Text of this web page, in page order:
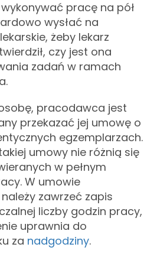
pracę na pół
wysłać na
żeby lekarz
czy jest ona
zadań w ramach
pracodawca jest
przekazać jej umowę o
egzemplarzach.
umowy nie różnią się
w pełnym
W umowie
zawrzeć zapis
liczby godzin pracy,
uprawnia do
za nadgodziny.